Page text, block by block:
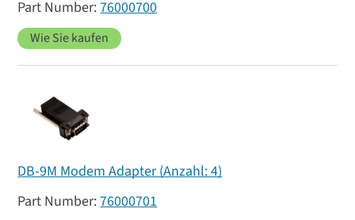
76000700
Wie Sie kaufen
DB-9M Modem Adapter (Anzahl: 4)
76000701